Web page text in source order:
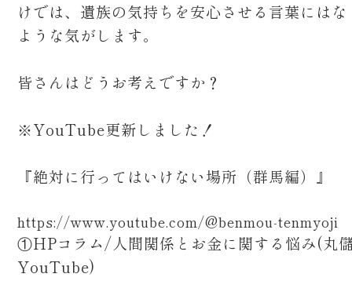
けでは、遺族の気持ちを安心させる言葉には
ような気がします。
皆さんはどうお考えですか？
※YouTube更新しました！
『絶対に行ってはいけない場所（群馬編）』
https://www.youtube.com/@benmou-tenmyoji
①HPコラム/人間関係とお金に関する悩み(丸
YouTube)